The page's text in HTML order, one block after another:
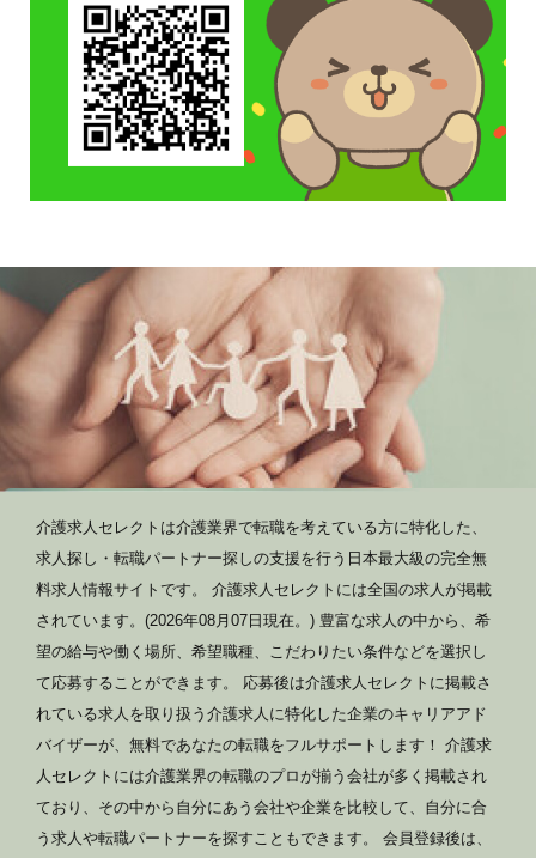
介護求人セレクトは介護業界で転職を考えている方に特化した、
求人探し・転職パートナー探しの支援を行う日本最大級の完全無
料求人情報サイトです。 介護求人セレクトには全国の求人が掲載
されています。(2026年08月07日現在。) 豊富な求人の中から、希
望の給与や働く場所、希望職種、こだわりたい条件などを選択し
て応募することができます。 応募後は介護求人セレクトに掲載さ
れている求人を取り扱う介護求人に特化した企業のキャリアアド
バイザーが、無料であなたの転職をフルサポートします！ 介護求
人セレクトには介護業界の転職のプロが揃う会社が多く掲載され
ており、その中から自分にあう会社や企業を比較して、自分に合
う求人や転職パートナーを探すこともできます。 会員登録後は、